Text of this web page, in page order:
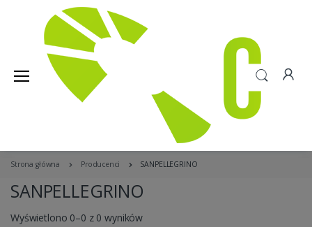
Strona główna Producenci SANPELLEGRINO
SANPELLEGRINO
Wyświetlono 0–0 z 0 wyników